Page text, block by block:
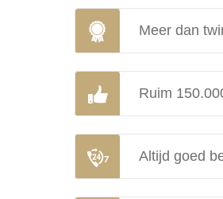
Meer dan
Ruim
Altijd goed